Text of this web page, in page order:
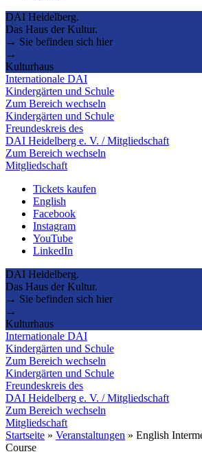
DAI Heidelberg.
Das Haus der Kultur.
→ Sie befinden sich hier
→
Kulturhaus
Internationale DAI
Kindergärten und Schule
Zum Bereich wechseln
Kindergärten und Schule
Freundeskreis des
DAI Heidelberg e. V. / Mitgliedschaft
Zum Bereich wechseln
Mitgliedschaft
Tickets kaufen
English
Facebook
Instagram
YouTube
LinkedIn
DAI Heidelberg.
Das Haus der Kultur.
→ Sie befinden sich hier
→
Kulturhaus
Internationale DAI
Kindergärten und Schule
Zum Bereich wechseln
Kindergärten und Schule
Freundeskreis des
DAI Heidelberg e. V. / Mitgliedschaft
Zum Bereich wechseln
Mitgliedschaft
Startseite » Veranstaltungen » English
Course